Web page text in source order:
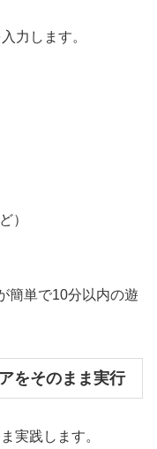
力します。
）
簡単で10分以内の遊
をそのまま実行
実践します。